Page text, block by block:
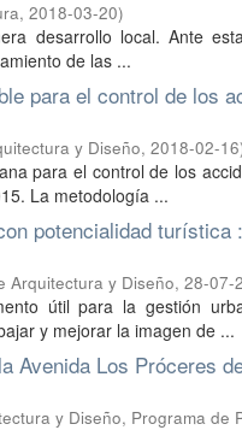
, 2018-03-20)
desarrollo local. Ante
de las ...
para el control de los
y Diseño, 2018-02-16
para el control de los
La metodología ...
potencialidad turística
Arquitectura y Diseño, 28-07-
útil para la gestión
y mejorar la imagen de ...
Avenida Los Próceres
y Diseño, Programa de